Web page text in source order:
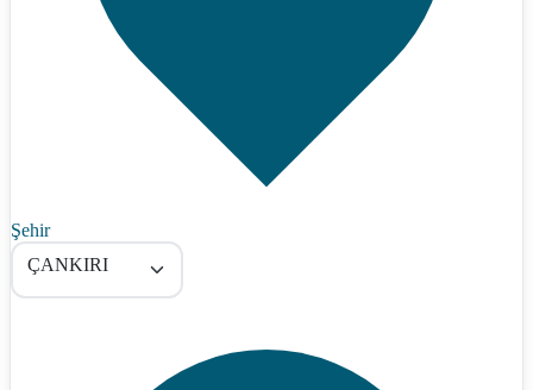
Şehir
ÇANKIRI